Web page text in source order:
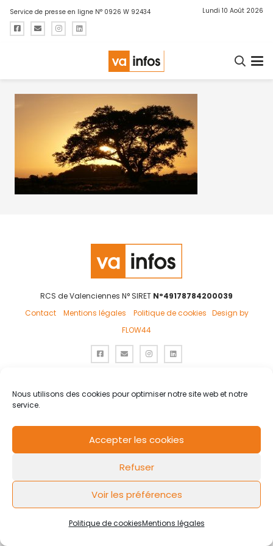
Nous utilisons des cookies pour optimiser notre site web et notre
service.
Accepter les cookies
Refuser
Voir les préférences
Politique de cookiesMentions légales
Service de presse en ligne N° 0926 W 92434 Lundi 10 Août 2026
RCS de Valenciennes N° SIRET N°49178784200039
Contact
Mentions légales Politique de cookies Design by
FLOW44